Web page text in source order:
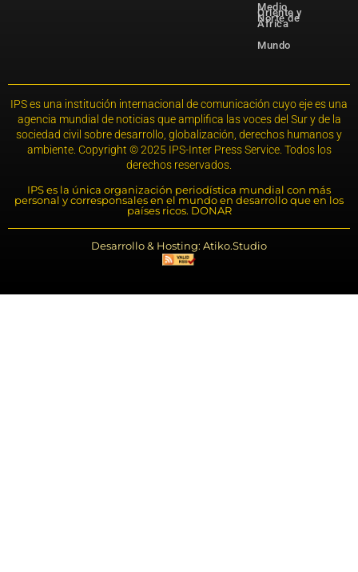
Medio
Oriente y
Norte de
África
Mundo
IPS es una institución internacional de comunicación cuyo eje es una
agencia mundial de noticias que amplifica las voces del Sur y de la
sociedad civil sobre desarrollo, globalización, derechos humanos y
ambiente. Copyright © 2025 IPS-Inter Press Service. Todos los
derechos reservados.
IPS es la única organización periodística mundial con más
personal y corresponsales en el mundo en desarrollo que en los
países ricos. DONAR
Desarrollo & Hosting: Atiko.Studio